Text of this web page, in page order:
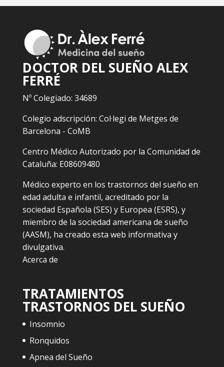
DOCTOR DEL SUEÑO ALEX
FERRÉ
Nº Colegiado: 34689
Colegio adscripción: Col·legi de Metges de
Barcelona - CoMB
Centro Médico Autorizado por la Comunidad de
Cataluña: E08609480
Médico experto en los trastornos del sueño en
edad adulta e infantil, acreditado por la
sociedad Española (SES) y Europea (ESRS), y
miembro de la sociedad americana de sueño
(AASM), ha creado esta web informativa y
divulgativa.
Acerca de
TRATAMIENTOS
TRASTORNOS DEL SUEÑO
Insomnio
Ronquidos
Apnea del Sueño